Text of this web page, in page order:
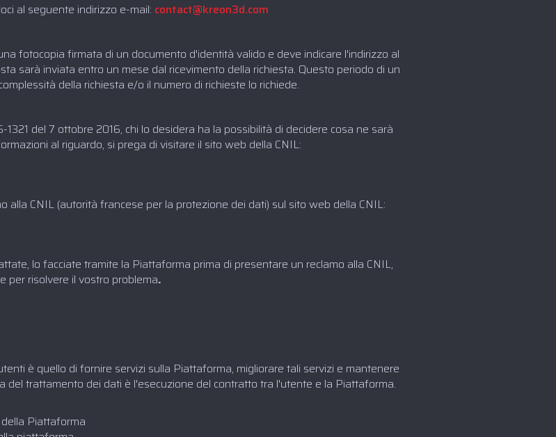
al seguente indirizzo e-mail: contact@kreon3d.com
fotocopia firmata di un documento d'identità valido e deve indicare l'indirizzo al
sarà inviata entro un mese dal ricevimento della richiesta. Questo periodo di un
della richiesta e/o il numero di richieste lo richiede.
del 7 ottobre 2016, chi lo desidera ha la possibilità di decidere cosa ne sarà
al riguardo, si prega di visitare il sito web della CNIL:
alla CNIL (autorità francese per la protezione dei dati) sul sito web della CNIL:
lo facciate tramite la Piattaforma prima di presentare un reclamo alla CNIL,
per risolvere il vostro problema.‍
è quello di fornire servizi sulla Piattaforma, migliorare tali servizi e mantenere
del trattamento dei dati è l'esecuzione del contratto tra l'utente e la Piattaforma.
Piattaforma